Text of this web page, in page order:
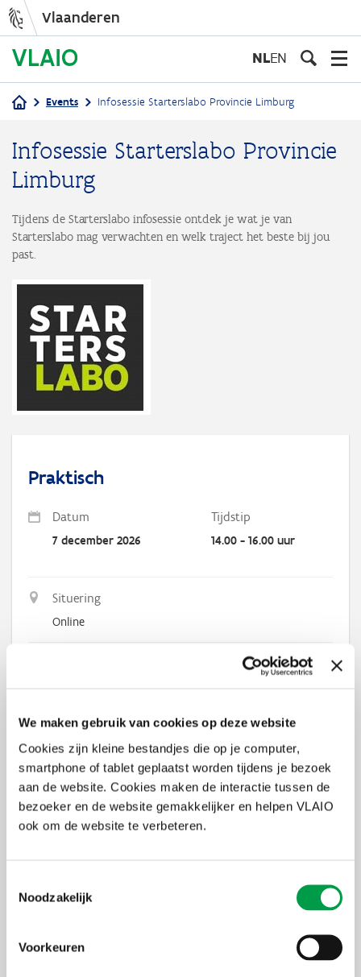
We maken gebruik van cookies op deze website
Cookies zijn kleine bestandjes die op je computer,
smartphone of tablet geplaatst worden tijdens je bezoek
aan de website. Cookies maken de interactie tussen de
bezoeker en de website gemakkelijker en helpen VLAIO
ook om de website te verbeteren.
Noodzakelijk
Voorkeuren
Vlaanderen
NLEN
Events Infosessie Starterslabo Provincie Limburg
Infosessie Starterslabo Provincie
Limburg
Tijdens de Starterslabo infosessie ontdek je wat je van
Starterslabo mag verwachten en welk traject het beste bij jou
past.
Praktisch
Datum Tijdstip
7 december 2026 14.00 - 16.00 uur
Situering
Online
Je komt alles te weten over de begeleidingen en opleidingen via
Starterslabo.
Labo: traject van maximaal 18 maanden
Start: traject van 6 workshops en haalbaarheidsadvies
Jumpstarters : begeleiding tijdens de opstart van je zaak
Persoonlijke en ongedwongen aanpak
Persoonlijke individuele coaching & advies